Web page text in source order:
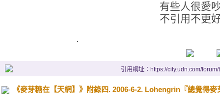
有些人很愛
不引用不更
.
引用網址：https://city.udn.com/
《麥芽糖在【天網】》附錄四. 2006-6-2. Lohengrin『總覺得